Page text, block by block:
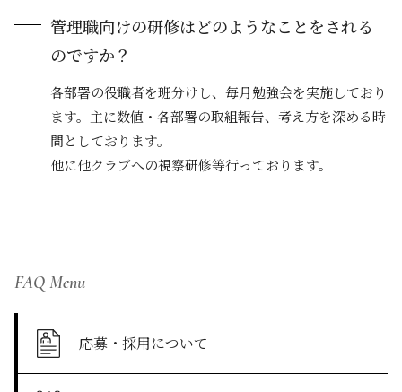
管理職向けの研修はどのようなことをされる
のですか？
各部署の役職者を班分けし、毎月勉強会を実施しており
ます。主に数値・各部署の取組報告、考え方を深める時
間としております。
他に他クラブへの視察研修等行っております。
FAQ Menu
応募・採用について